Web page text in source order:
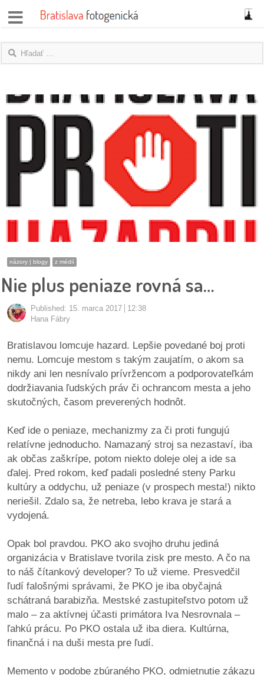
správy
názory
|
blogy
rozhovory
granty
Historický
kalendár
zákony
mestské
časti
konania
stavebné
konania
pripomienkové
dobrá
prax
práca
odkazy
názory | blogy z médií
Nie plus peniaze rovná sa…
Published: 15. marca 2017
12:38
Hana Fábry
Bratislavou lomcuje hazard. Lepšie povedané boj proti
nemu. Lomcuje mestom s takým zaujatím, o akom sa
nikdy ani len nesnívalo prívržencom a podporovateľkám
dodržiavania ľudských práv či ochrancom mesta a jeho
skutočných, časom preverených hodnôt.
Keď ide o peniaze, mechanizmy za či proti fungujú
relatívne jednoducho. Namazaný stroj sa nezastaví, iba
ak občas zaškrípe, potom niekto doleje olej a ide sa
ďalej. Pred rokom, keď padali posledné steny Parku
kultúry a oddychu, už peniaze (v prospech mesta!) nikto
neriešil. Zdalo sa, že netreba, lebo krava je stará a
vydojená.
Opak bol pravdou. PKO ako svojho druhu jediná
organizácia v Bratislave tvorila zisk pre mesto. A čo na
to náš čítankový developer? To už vieme. Presvedčil
ľudí falošnými správami, že PKO je iba obyčajná
schátraná barabizňa. Mestské zastupiteľstvo potom už
malo – za aktívnej účasti primátora Iva Nesrovnala –
ľahkú prácu. Po PKO ostala už iba diera. Kultúrna,
finančná i na duši mesta pre ľudí.
Memento v podobe zbúraného PKO, odmietnutie zákazu